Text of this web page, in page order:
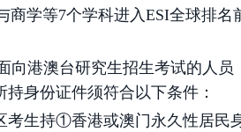
商学等7个学科进入ESI全球排
向港澳台研究生招生考试的人员
持身份证件须符合以下条件：
考生持①香港或澳门永久性居民